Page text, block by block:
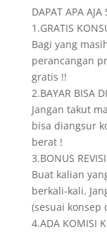
DAPAT APA AJA
1.GRATIS
Bagi yang
perancangan
gratis !!
2.BAYAR BISA
Jangan takut
bisa diangsur
berat !
3.BONUS
Buat kalian
berkali-kali.
(sesuai konsep
4.ADA KOMISI